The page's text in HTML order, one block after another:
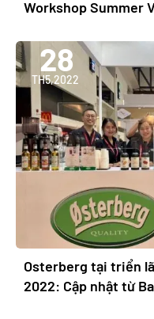
Workshop Summer
28
TH5,2022
Osterberg tại triển
2022: Cập nhật từ